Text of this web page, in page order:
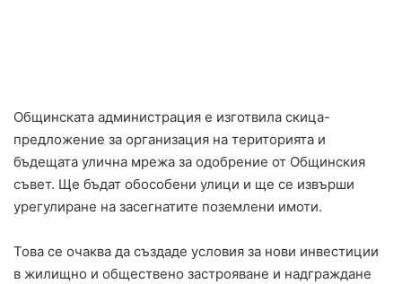
Общинската администрация е изготвила скица-
предложение за организация на територията и
бъдещата улична мрежа за одобрение от Общинския
съвет. Ще бъдат обособени улици и ще се извърши
урегулиране на засегнатите поземлени имоти.
Това се очаква да създаде условия за нови инвестиции
в жилищно и обществено застрояване и надграждане